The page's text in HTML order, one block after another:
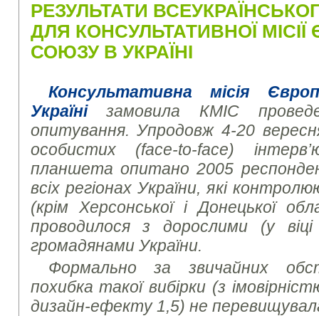
РЕЗУЛЬТАТИ
ДЛЯ КОНСУЛЬТАТИВНОЇ
СОЮЗУ В УКРАЇНІ
Консультативна місія
Українізамовила КМІС
опитування. Упродовж 4-20
особистих (face-to-face)
планшета опитано 2005
всіх регіонах України, які
(крім Херсонської і Донецької
проводилося з дорослими (у
громадянами України.
Формально за звичайних
похибка такої вибірки (з
дизайн-ефекту 1,5) не